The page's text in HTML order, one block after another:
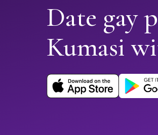
Date gay
Kumasi